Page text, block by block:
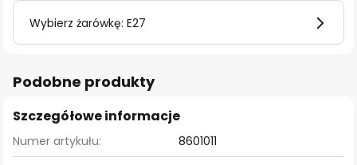
Wybierz żarówkę: E27
Podobne produkty
Szczegółowe informacje
Numer artykułu: 8601011